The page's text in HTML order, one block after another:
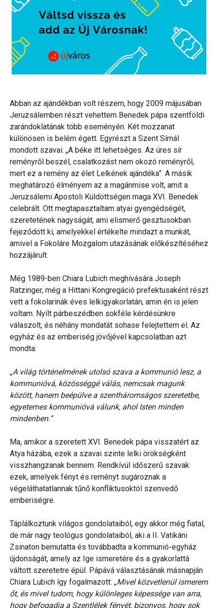
Abban az ajándékban volt részem, hogy 2009 májusában
Jeruzsálemben részt vehettem Benedek pápa szentföldi
zarándoklatának több eseményén. Két mozzanat
különösen is belém égett. Egyrészt a Szent Sírnál
mondott szavai: „A béke itt lehetséges. Az üres sír
reményről beszél, csalatkozást nem okozó reményről,
mert ez a remény az élet Lelkének ajándéka”. A másik
meghatározó élményem az a magánmise volt, amit a
Jeruzsálemi Apostoli Küldöttségen maga XVI. Benedek
celebrált. Ott megtapasztaltam atyai gyengédségét,
szeretetének nagyságát, ami elismerő gesztusokban
fejeződött ki, amelyekkel értékelte mindazt a munkát,
amivel a Fokoláre Mozgalom utazásának előkészítéséhez
hozzájárult.
Még 1989-ben Chiara Lubich meghívására Joseph
Ratzinger, még a Hittani Kongregáció prefektusaként részt
vett a fokolarinák éves lelkigyakorlatán, amin én is jelen
voltam. Nyílt párbeszédben sokféle kérdésünkre
válaszolt, és néhány mondatát sohase felejtettem el. Az
egyház és az emberiség jövőjével kapcsolatban azt
mondta:
„A világ történelmének utolsó szava a kommunió lesz, a
kommunióvá, közösséggé válás, nemcsak magunk
között, hanem beépülve a szentháromságos szeretetbe,
egyetemes kommunióvá válunk, ahol Isten minden
mindenben.”
Ma, amikor a szeretett XVI. Benedek pápa visszatért az
Atya házába, ezek a szavai szinte lelki örökségként
visszhangzanak bennem. Rendkívül időszerű szavak
ezek, amelyek fényt és reményt sugároznak a
végeláthatatlannak tűnő konfliktusoktól szenvedő
emberiségre.
Táplálkoztunk világos gondolataiból, egy akkor még fiatal,
de már nagy teológus gondolataiból, aki a II. Vatikáni
Zsinaton bemutatta és továbbadta a kommunió-egyház
újdonságát, amely az Ige ismeretére és a gyakorlattá
váltott szeretetre épül. Pápává választásának másnapján
Chiara Lubich így fogalmazott: „Mivel közvetlenül ismerem
őt, és mivel tudom, hogy különleges képessége van arra,
hogy befogadja a Szentlélek fényét, bizonyos, hogy sok